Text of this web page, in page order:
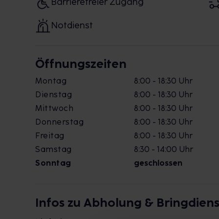
Notdienst
Öffnungszeiten
Montag
8:00 - 18:30 Uhr
Dienstag
8:00 - 18:30 Uhr
Mittwoch
8:00 - 18:30 Uhr
Donnerstag
8:00 - 18:30 Uhr
Freitag
8:00 - 18:30 Uhr
Samstag
8:30 - 14:00 Uhr
Sonntag
geschlossen
Infos zu Abholung &